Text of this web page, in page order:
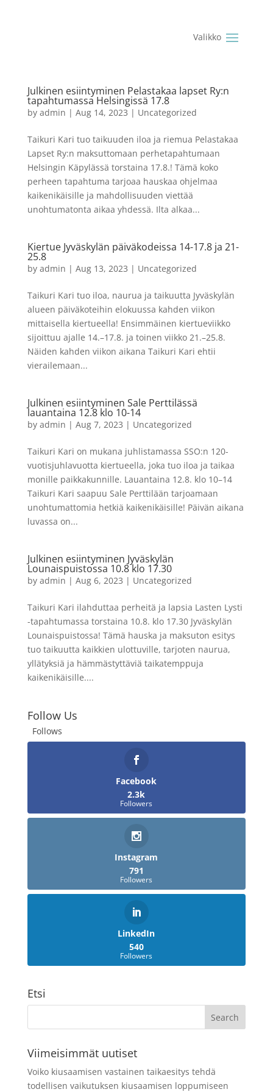
Julkinen esiintyminen Pelastakaa lapset Ry:n
tapahtumassa Helsingissä 17.8
by admin | Aug 14, 2023 | Uncategorized
Taikuri Kari tuo taikuuden iloa ja riemua Pelastakaa
Lapset Ry:n maksuttomaan perhetapahtumaan
Helsingin Käpylässä torstaina 17.8.! Tämä koko
perheen tapahtuma tarjoaa hauskaa ohjelmaa
kaikenikäisille ja mahdollisuuden viettää
unohtumatonta aikaa yhdessä. Ilta alkaa...
Kiertue Jyväskylän päiväkodeissa 14-17.8 ja 21-
25.8
by admin | Aug 13, 2023 | Uncategorized
Taikuri Kari tuo iloa, naurua ja taikuutta Jyväskylän
alueen päiväkoteihin elokuussa kahden viikon
mittaisella kiertueella! Ensimmäinen kiertueviikko
sijoittuu ajalle 14.–17.8. ja toinen viikko 21.–25.8.
Näiden kahden viikon aikana Taikuri Kari ehtii
vierailemaan...
Julkinen esiintyminen Sale Perttilässä
lauantaina 12.8 klo 10-14
by admin | Aug 7, 2023 | Uncategorized
Taikuri Kari on mukana juhlistamassa SSO:n 120-
vuotisjuhlavuotta kiertueella, joka tuo iloa ja taikaa
monille paikkakunnille. Lauantaina 12.8. klo 10–14
Taikuri Kari saapuu Sale Perttilään tarjoamaan
unohtumattomia hetkiä kaikenikäisille! Päivän aikana
luvassa on...
Julkinen esiintyminen Jyväskylän
Lounaispuistossa 10.8 klo 17.30
by admin | Aug 6, 2023 | Uncategorized
Taikuri Kari ilahduttaa perheitä ja lapsia Lasten Lysti
-tapahtumassa torstaina 10.8. klo 17.30 Jyväskylän
Lounaispuistossa! Tämä hauska ja maksuton esitys
tuo taikuutta kaikkien ulottuville, tarjoten naurua,
yllätyksiä ja hämmästyttäviä taikatemppuja
kaikenikäisille....
Follow Us
Follows
Facebook
2.3k
Followers
Instagram
791
Followers
LinkedIn
540
Followers
Etsi
Viimeisimmät uutiset
Voiko kiusaamisen vastainen taikaesitys tehdä
todellisen vaikutuksen kiusaamisen loppumiseen